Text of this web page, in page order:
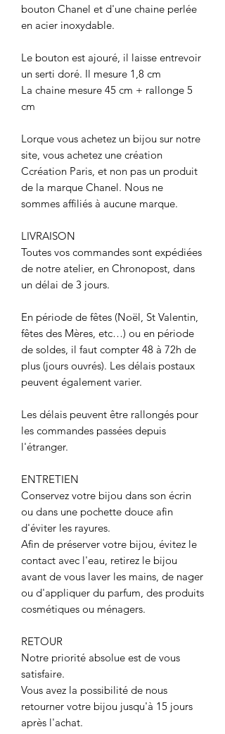
bouton Chanel et d'une chaine perlée
en acier inoxydable.
Le bouton est ajouré, il laisse entrevoir
un serti doré. Il mesure 1,8 cm
La chaine mesure 45 cm + rallonge 5
cm
Lorque vous achetez un bijou sur notre
site, vous achetez une création
Ccréation Paris, et non pas un produit
de la marque Chanel. Nous ne
sommes affiliés à aucune marque.
LIVRAISON
Toutes vos commandes sont expédiées
de notre atelier, en Chronopost, dans
un délai de 3 jours.
En période de fêtes (Noël, St Valentin,
fêtes des Mères, etc…) ou en période
de soldes, il faut compter 48 à 72h de
plus (jours ouvrés). Les délais postaux
peuvent également varier.
Les délais peuvent être rallongés pour
les commandes passées depuis
l'étranger.
ENTRETIEN
Conservez votre bijou dans son écrin
ou dans une pochette douce afin
d'éviter les rayures.
Afin de préserver votre bijou, évitez le
contact avec l'eau, retirez le bijou
avant de vous laver les mains, de nager
ou d'appliquer du parfum, des produits
cosmétiques ou ménagers.
RETOUR
Notre priorité absolue est de vous
satisfaire.
Vous avez la possibilité de nous
retourner votre bijou jusqu'à 15 jours
après l'achat.